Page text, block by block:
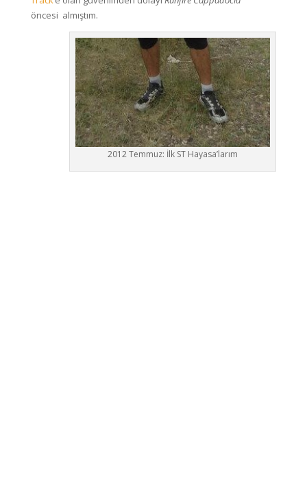
öncesi almıştım.
2012 Temmuz: İlk ST Hayasa’larım